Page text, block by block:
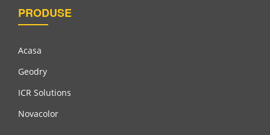
PRODUSE
Acasa
Geodry
ICR Solutions
Novacolor